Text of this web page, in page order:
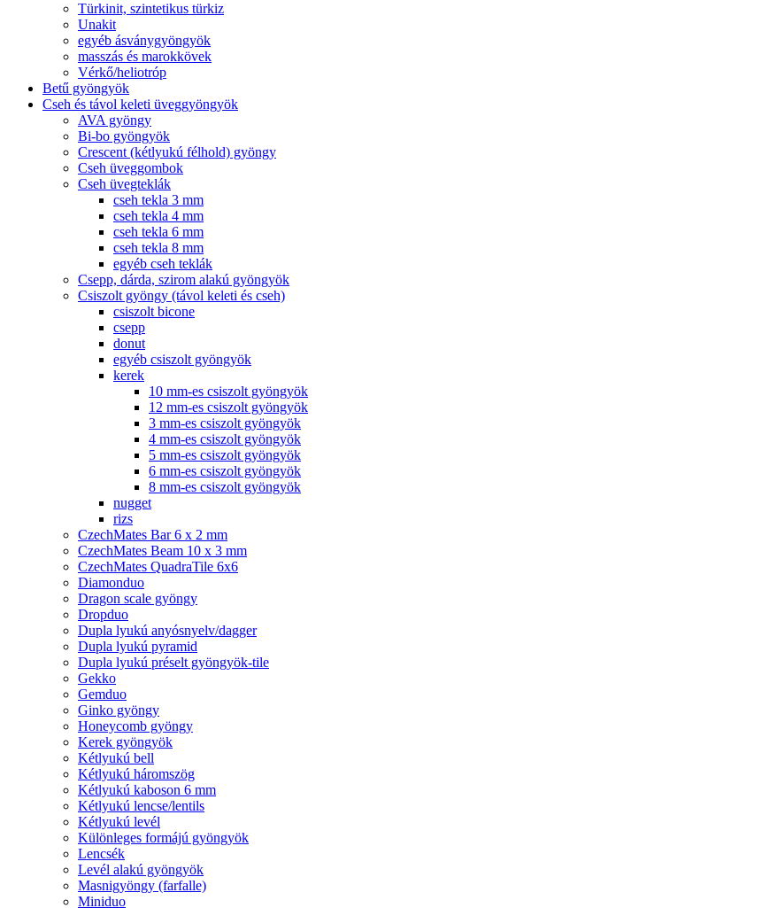
Türkinit, szintetikus türkiz
Unakit
egyéb ásványgyöngyök
masszás és marokkövek
Vérkő/heliotróp
Betű gyöngyök
Cseh és távol keleti üveggyöngyök
AVA gyöngy
Bi-bo gyöngyök
Crescent (kétlyukú félhold) gyöngy
Cseh üveggombok
Cseh üvegteklák
cseh tekla 3 mm
cseh tekla 4 mm
cseh tekla 6 mm
cseh tekla 8 mm
egyéb cseh teklák
Csepp, dárda, szirom alakú gyöngyök
Csiszolt gyöngy (távol keleti és cseh)
csiszolt bicone
csepp
donut
egyéb csiszolt gyöngyök
kerek
10 mm-es csiszolt gyöngyök
12 mm-es csiszolt gyöngyök
3 mm-es csiszolt gyöngyök
4 mm-es csiszolt gyöngyök
5 mm-es csiszolt gyöngyök
6 mm-es csiszolt gyöngyök
8 mm-es csiszolt gyöngyök
nugget
rizs
CzechMates Bar 6 x 2 mm
CzechMates Beam 10 x 3 mm
CzechMates QuadraTile 6x6
Diamonduo
Dragon scale gyöngy
Dropduo
Dupla lyukú anyósnyelv/dagger
Dupla lyukú pyramid
Dupla lyukú préselt gyöngyök-tile
Gekko
Gemduo
Ginko gyöngy
Honeycomb gyöngy
Kerek gyöngyök
Kétlyukú bell
Kétlyukú háromszög
Kétlyukú kaboson 6 mm
Kétlyukú lencse/lentils
Kétlyukú levél
Különleges formájú gyöngyök
Lencsék
Levél alakú gyöngyök
Masnigyöngy (farfalle)
Miniduo